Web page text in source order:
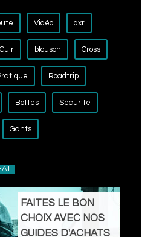
Vidéo dxr
Cuir blouson Cross
Roadtrip
Bottes Sécurité
Gants
FAITES LE BON
CHOIX AVEC NOS
GUIDES D'ACHATS